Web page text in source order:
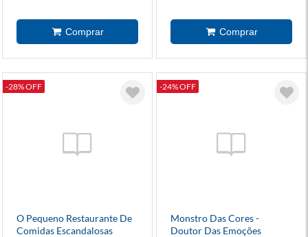
-28% OFF
O Pequeno Restaurante De
Comidas Escandalosas
-24% OFF
Monstro Das Cores -
Doutor Das Emoções